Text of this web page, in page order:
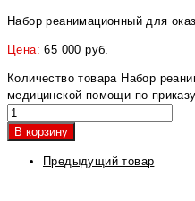
Набор реанимационный для
Цена:65 000 руб.
Количество товара Набор
медицинской помощи по
В корзину
Предыдущий товар